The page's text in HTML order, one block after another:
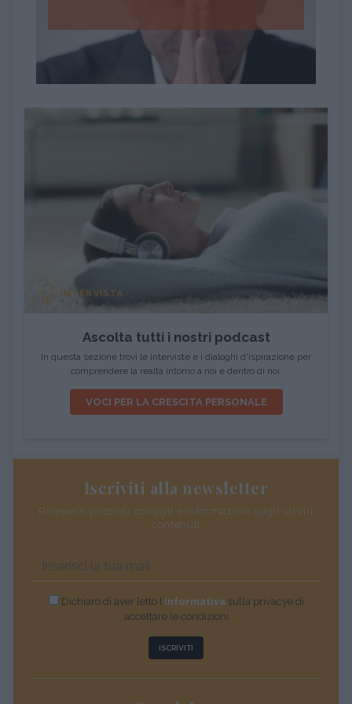
INTERVISTA
Ascolta tutti i nostri podcast
In questa sezione trovi le interviste e i dialoghi d'ispirazione per
comprendere la realtà intorno a noi e dentro di noi.
VOCI PER LA CRESCITA PERSONALE
Iscriviti alla newsletter
Riceverai preziosi consigli e informazioni sugli ultimi
contenuti
Dichiaro di aver letto l’informativasulla privacye di
accettare le condizioni
ISCRIVITI